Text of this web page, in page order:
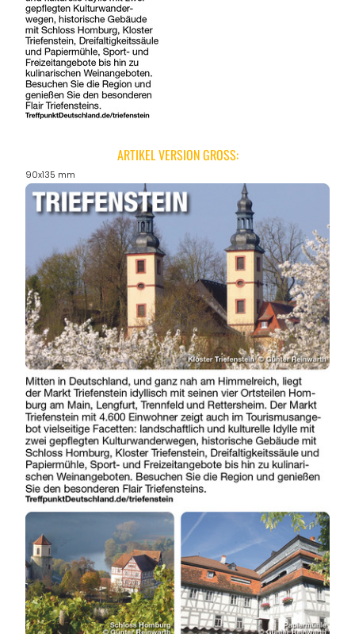
ARTIKEL VERSION GROSS:
90x135 mm